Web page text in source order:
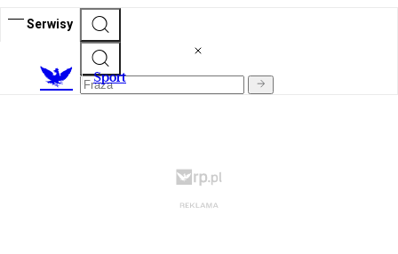
Serwisy
Sport